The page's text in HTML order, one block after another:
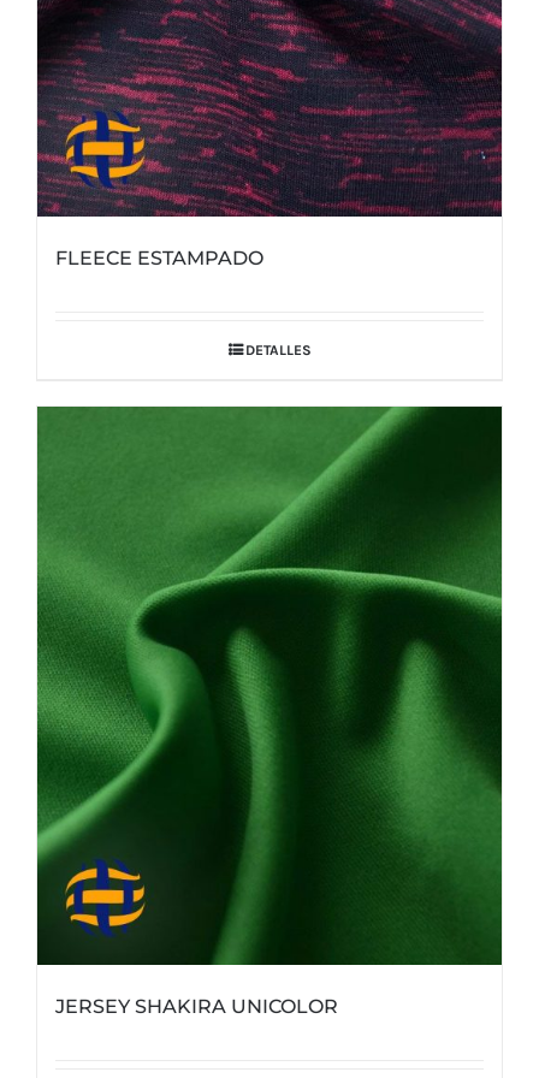
página
de
producto
FLEECE ESTAMPADO
DETALLES
JERSEY SHAKIRA UNICOLOR